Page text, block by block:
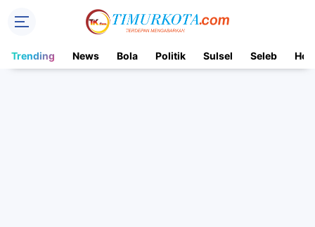
Trending News Bola Politik Sulsel Seleb Hot